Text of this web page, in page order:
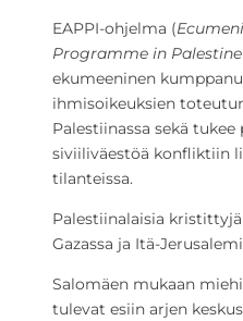
EAPPI-ohjelma (
Programme in
ekumeeninen
ihmisoikeuksien
Palestiinassa sekä
siviiliväestöä konfliktiin
tilanteissa.
Palestiinalaisia kristittyjä
Gazassa ja Itä-
Salomäen mukaan
tulevat esiin arjen